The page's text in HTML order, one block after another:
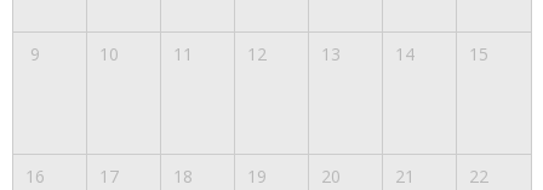
9 10 11 12 13 14 15
16 17 18 19 20 21 22